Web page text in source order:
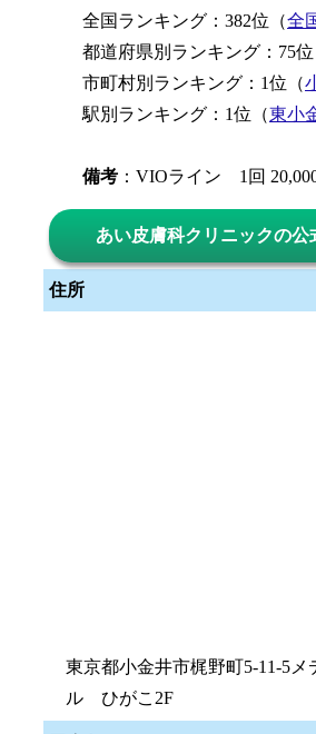
全国ランキング：382位（全
都道府県別ランキング：75位
市町村別ランキング：1位（
駅別ランキング：1位（東小
備考 ：VIOライン 1回
あい皮膚科クリニックの公
住所
東京都小金井市梶野町5-11-5メ
ル ひがこ2F